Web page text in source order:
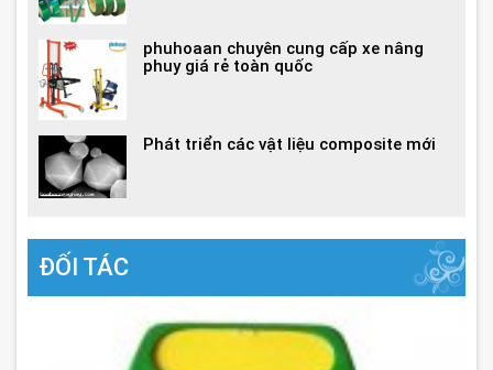
phuhoaan chuyên cung cấp xe nâng
phuy giá rẻ toàn quốc
Phát triển các vật liệu composite mới
ĐỐI TÁC